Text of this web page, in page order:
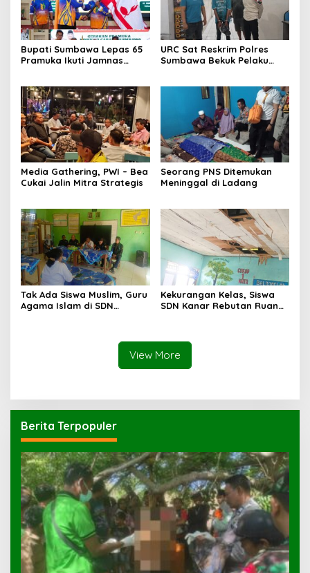
Bupati Sumbawa Lepas 65
Pramuka Ikuti Jamnas
URC Sat Reskrim Polres
Sumbawa Bekuk Pelaku
Media Gathering, PWI – Bea
Cukai Jalin Mitra Strategis
Seorang PNS Ditemukan
Meninggal di Ladang
Tak Ada Siswa Muslim, Guru
Agama Islam di SDN
Kekurangan Kelas, Siswa
SDN Kanar Rebutan Ruang
View More
Berita Terpopuler